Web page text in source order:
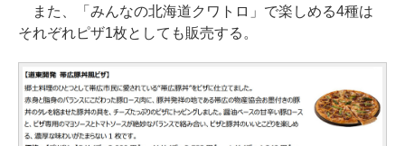
また、「みんなの北海道クワトロ」で楽しめる4種は
それぞれピザ1枚としても販売する。